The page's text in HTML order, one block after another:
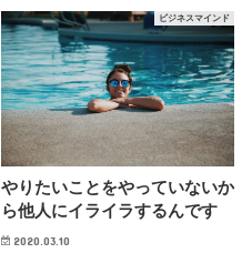
ビジネスマインド
やりたいことをやっていないか
ら他人にイライラするんです
2020.03.10